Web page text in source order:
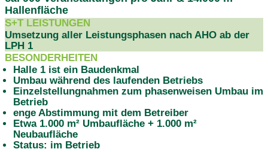
Hallenfläche
S+T LEISTUNGEN
Umsetzung aller Leistungsphasen nach AHO ab der
LPH 1
BESONDERHEITEN
Halle 1 ist ein Baudenkmal
Umbau während des laufenden Betriebs
Einzelstellungnahmen zum phasenweisen Umbau im
Betrieb
enge Abstimmung mit dem Betreiber
Etwa 1.000 m² Umbaufläche + 1.000 m²
Neubaufläche
Status: im Betrieb